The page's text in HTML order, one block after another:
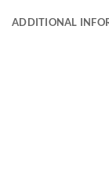
ADDITIONAL